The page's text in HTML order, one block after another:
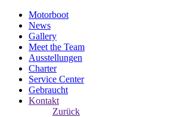
Motorboot
News
Gallery
Meet the Team
Ausstellungen
Charter
Service Center
Gebraucht
Kontakt
Zurück